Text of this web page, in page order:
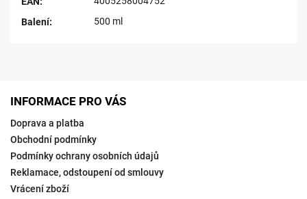
Balení: 500 ml
INFORMACE PRO VÁS
Doprava a platba
Obchodní podmínky
Podmínky ochrany osobních údajů
Reklamace, odstoupení od smlouvy
Vrácení zboží